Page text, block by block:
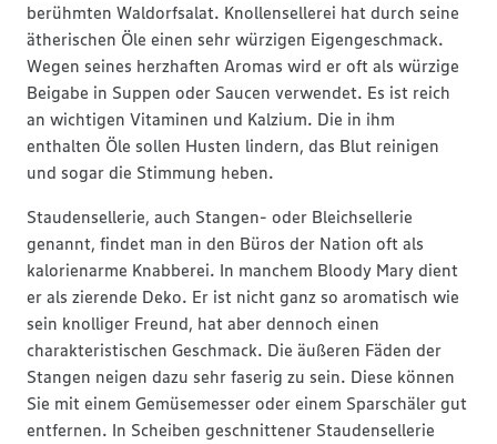
berühmten Waldorfsalat. Knollensellerei hat durch seine
ätherischen Öle einen sehr würzigen Eigengeschmack.
Wegen seines herzhaften Aromas wird er oft als würzige
Beigabe in Suppen oder Saucen verwendet. Es ist reich
an wichtigen Vitaminen und Kalzium. Die in ihm
enthalten Öle sollen Husten lindern, das Blut reinigen
und sogar die Stimmung heben.
Staudensellerie, auch Stangen- oder Bleichsellerie
genannt, findet man in den Büros der Nation oft als
kalorienarme Knabberei. In manchem Bloody Mary dient
er als zierende Deko. Er ist nicht ganz so aromatisch wie
sein knolliger Freund, hat aber dennoch einen
charakteristischen Geschmack. Die äußeren Fäden der
Stangen neigen dazu sehr faserig zu sein. Diese können
Sie mit einem Gemüsemesser oder einem Sparschäler gut
entfernen. In Scheiben geschnittener Staudensellerie